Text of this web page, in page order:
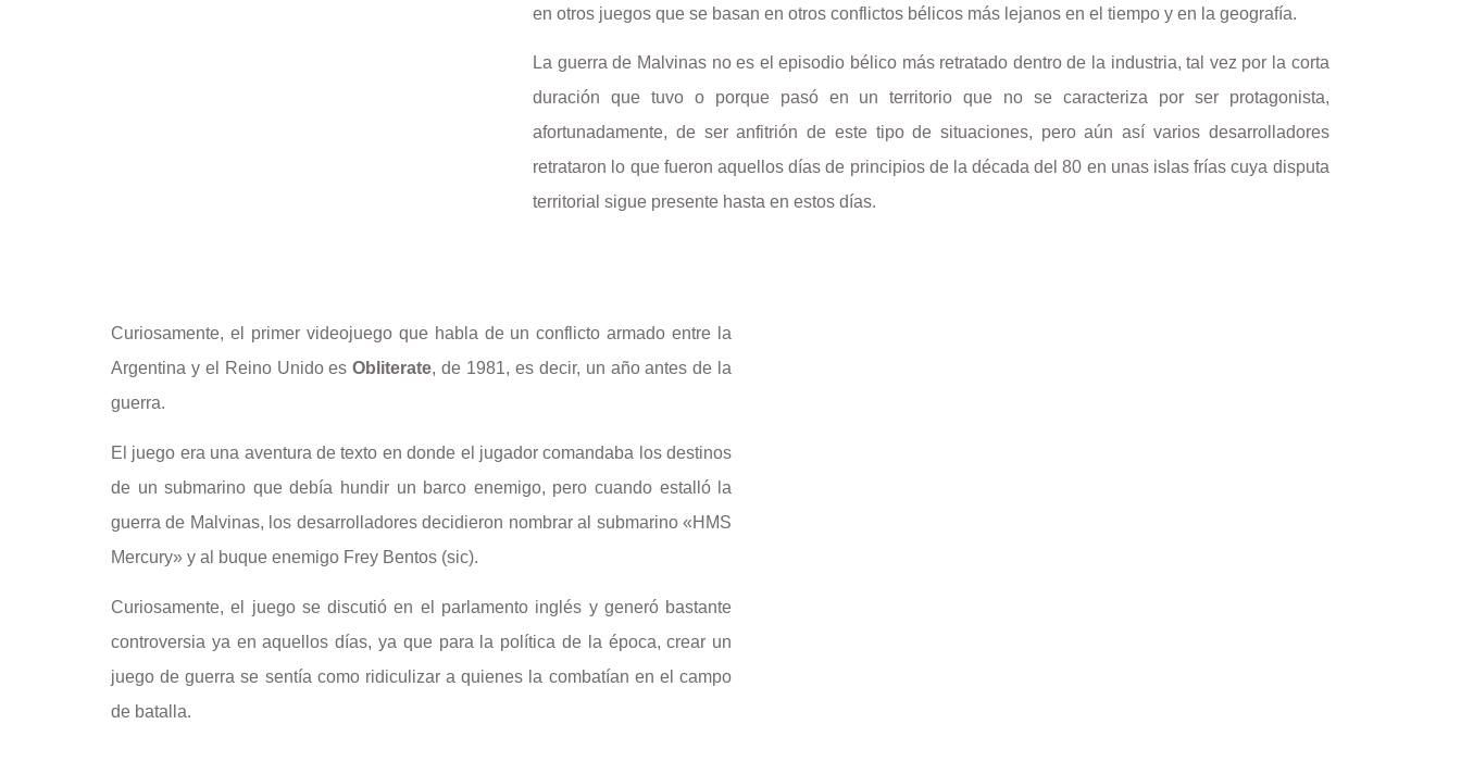
en otros juegos que se basan en otros conflictos bélicos más lejanos en el tiempo y en la geografía.
La guerra de Malvinas no es el episodio bélico más retratado dentro de la industria, tal vez por la corta
duración que tuvo o porque pasó en un territorio que no se caracteriza por ser protagonista,
afortunadamente, de ser anfitrión de este tipo de situaciones, pero aún así varios desarrolladores
retrataron lo que fueron aquellos días de principios de la década del 80 en unas islas frías cuya disputa
territorial sigue presente hasta en estos días.
Curiosamente, el primer videojuego que habla de un conflicto armado entre la
Argentina y el Reino Unido esObliterate, de 1981, es decir, un año antes de la
guerra.
El juego era una aventura de texto en donde el jugador comandaba los destinos
de un submarino que debía hundir un barco enemigo, pero cuando estalló la
guerra de Malvinas, los desarrolladores decidieron nombrar al submarino «HMS
Mercury» y al buque enemigo Frey Bentos (sic).
Curiosamente, el juego se discutió en el parlamento inglés y generó bastante
controversia ya en aquellos días, ya que para la política de la época, crear un
juego de guerra se sentía como ridiculizar a quienes la combatían en el campo
de batalla.